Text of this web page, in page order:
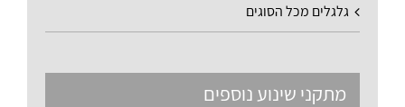
גלגלים מכל הסוגים
מתקני שינוע נוספים